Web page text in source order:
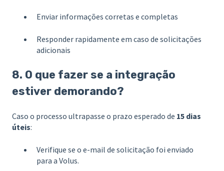
Enviar informações corretas e completas
Responder rapidamente em caso de solicitações
adicionais
8. O que fazer se a integração
estiver demorando?
Caso o processo ultrapasse o prazo esperado de 15 dias
úteis:
Verifique se o e-mail de solicitação foi enviado
para a Volus.